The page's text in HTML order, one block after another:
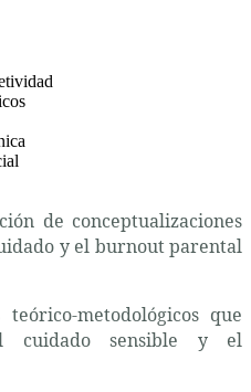
de conceptualizaciones
y el burnout parental
metodológicos que
cuidado sensible y el